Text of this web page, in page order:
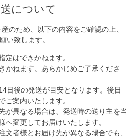
について
のため、以下の内容をご確認の上、
い致します。
定はできかねます。
かねます。あらかじめご了承くださ
日後の発送が目安となります。後日
ご案内いたします。
が異なる場合は、発送時の送り主を当
へ変更してお届けいたします。
文者様とお届け先が異なる場合でも、